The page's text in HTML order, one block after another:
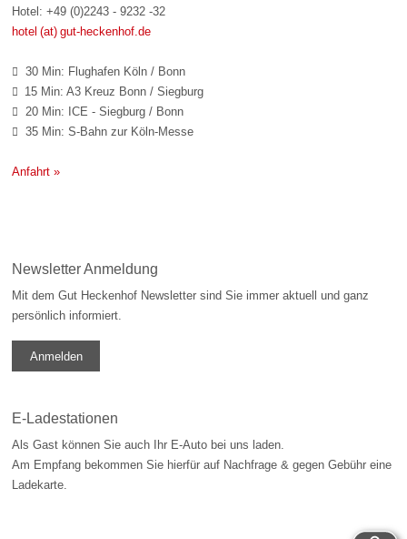
Hotel: +49 (0)2243 - 9232 -32
hotel (at) gut-heckenhof.de
 30 Min: Flughafen Köln / Bonn
 15 Min: A3 Kreuz Bonn / Siegburg
 20 Min: ICE - Siegburg / Bonn
 35 Min: S-Bahn zur Köln-Messe
Anfahrt »
Newsletter Anmeldung
Mit dem Gut Heckenhof Newsletter sind Sie immer aktuell und ganz
persönlich informiert.
Anmelden
E-Ladestationen
Als Gast können Sie auch Ihr E-Auto bei uns laden.
Am Empfang bekommen Sie hierfür auf Nachfrage & gegen Gebühr eine
Ladekarte.